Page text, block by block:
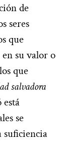
de
seres
que
su valor o
que
salvadora
está
se
suficiencia